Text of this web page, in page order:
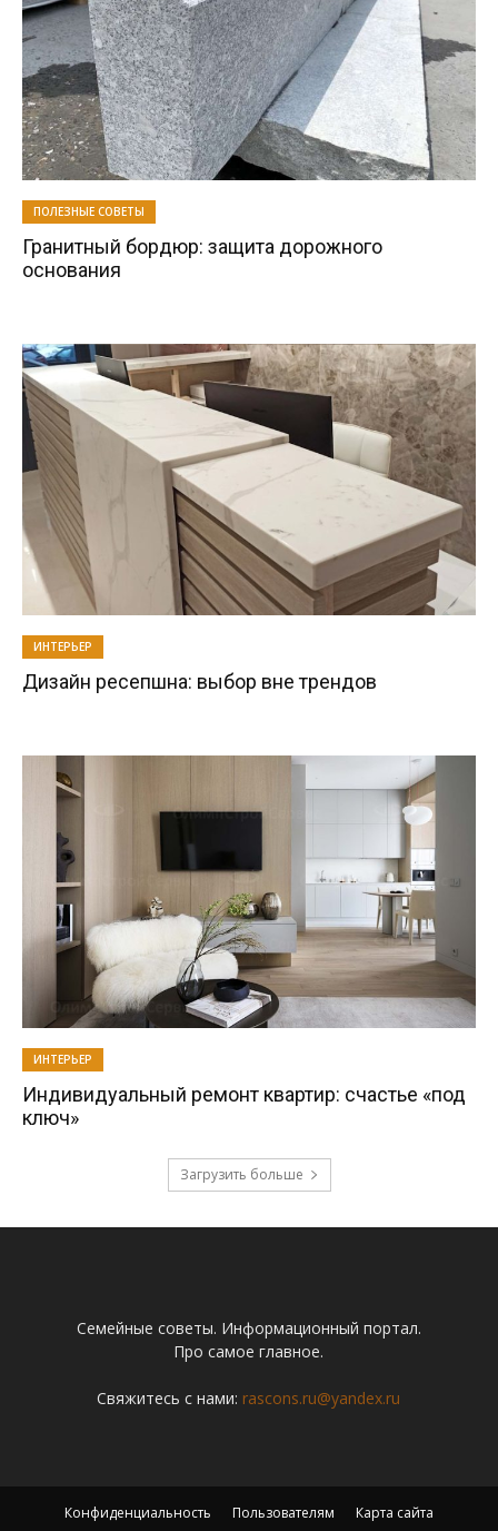
ПОЛЕЗНЫЕ СОВЕТЫ
Гранитный бордюр: защита дорожного
основания
ИНТЕРЬЕР
Дизайн ресепшна: выбор вне трендов
ИНТЕРЬЕР
Индивидуальный ремонт квартир: счастье «под
ключ»
Загрузить больше
Семейные советы. Информационный портал.
Про самое главное.
Свяжитесь с нами: rascons.ru@yandex.ru
Конфиденциальность Пользователям Карта сайта